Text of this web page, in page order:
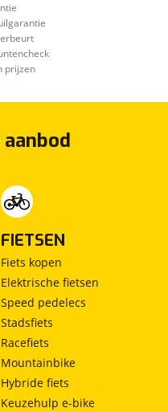
prijzen
FIETSEN
Fiets kopen
Elektrische fietsen
Speed pedelecs
Stadsfiets
Racefiets
Mountainbike
Hybride fiets
Keuzehulp e-bike